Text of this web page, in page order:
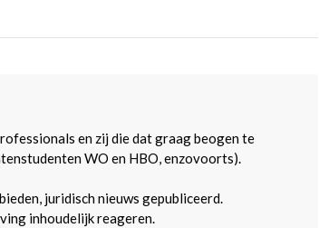
en zij die dat graag beogen te
WO en HBO, enzovoorts).
juridisch nieuws gepubliceerd.
inhoudelijk reageren.